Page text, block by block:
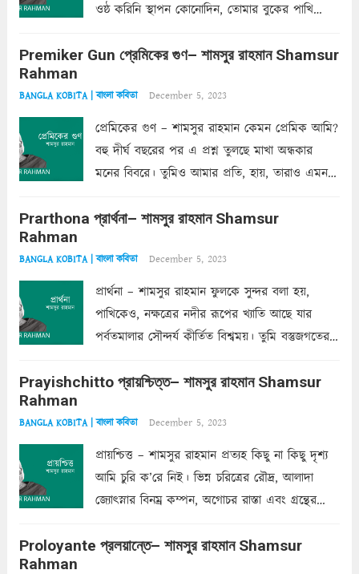
ওষ্ঠ করিনি স্থাপন কোনোদিন, তোমার বুকের পাখি
কোথাও কি এরকম ছায়া দেয় ক্লান্তির প্রহরে? মুছে
Premiker Gun প্রেমিকের গুণ– শামসুর রাহমান Shamsur
Rahman
BANGLA KOBITA | বাংলা কবিতা December 5, 2023
প্রেমিকের গুণ – শামসুর রাহমান কেমন প্রেমিক আমি?
বহু দীর্ঘ বছরের পর এ প্রশ্ন তুলছে মাখা অন্ধকার
মনের বিবরে। তুমিও আমার প্রতি, হায়, তারাও এমন
একান্ত জরুরি- নইলে একটি দেয়াল নিমেষেই ভীষণ
Prarthona প্রার্থনা– শামসুর রাহমান Shamsur
Rahman
BANGLA KOBITA | বাংলা কবিতা December 5, 2023
প্রার্থনা – শামসুর রাহমান ফুলকে সুন্দর বলা হয়,
পাখিকেও, নক্ষত্রের নদীর রূপের খ্যাতি আছে যার
পর্বতমালার সৌন্দর্য কীর্তিত বিশ্বময়। তুমি বস্তুজগতের
তার সুষমায় পার্থক্য অনেক। তোমাকে সুন্দরী বলা চলে,
Prayishchitto প্রায়শ্চিত্ত– শামসুর রাহমান Shamsur
Rahman
BANGLA KOBITA | বাংলা কবিতা December 5, 2023
প্রায়শ্চিত্ত – শামসুর রাহমান প্রত্যহ কিছু না কিছু দৃশ্য
আমি চুরি ক’রে নিই। ভিন্ন চরিত্রের রৌদ্র, আলাদা
জ্যোৎস্নার বিনম্র কম্পন, অগোচর রাস্তা এবং গ্রন্থের
ছায়াচ্ছন্ন মোহন মিথুন মূর্তি, লোপামুদ্রা ভীষণ বিব্রত
Proloyante প্রলয়ান্তে– শামসুর রাহমান Shamsur
Rahman